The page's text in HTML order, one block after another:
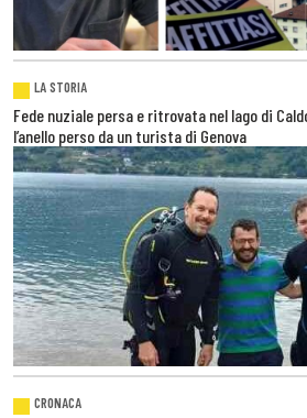
LA STORIA
Fede nuziale persa e ritrovata nel lago di
l’anello perso da un turista di Genova
CRONACA